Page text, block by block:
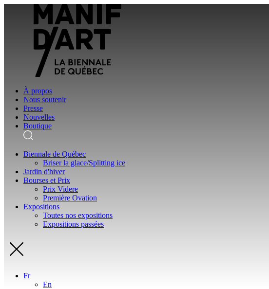
À propos
Nous soutenir
Presse
Nouvelles
Boutique
Biennale de Québec
Briser la glace/Splitting ice
Jardin d'hiver
Bourses et Prix
Prix Videre
Première Ovation
Expositions
Toutes nos expositions
Expositions passées
Fr
En